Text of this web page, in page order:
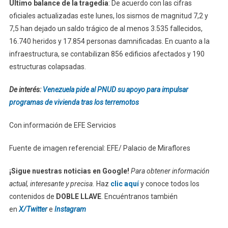
Último balance de la tragedia: De acuerdo con las cifras
oficiales actualizadas este lunes, los sismos de magnitud 7,2 y
7,5 han dejado un saldo trágico de al menos 3.535 fallecidos,
16.740 heridos y 17.854 personas damnificadas. En cuanto a la
infraestructura, se contabilizan 856 edificios afectados y 190
estructuras colapsadas.
De interés:Venezuela pide al PNUD su apoyo para impulsar
programas de vivienda tras los terremotos
Con información de EFE Servicios
Fuente de imagen referencial: EFE/ Palacio de Miraflores
¡Sigue nuestras noticias en Google! Para obtener información
actual, interesante y precisa. Haz clic aquíy conoce todos los
contenidos de DOBLE LLAVE. Encuéntranos también
en X/Twittere Instagram